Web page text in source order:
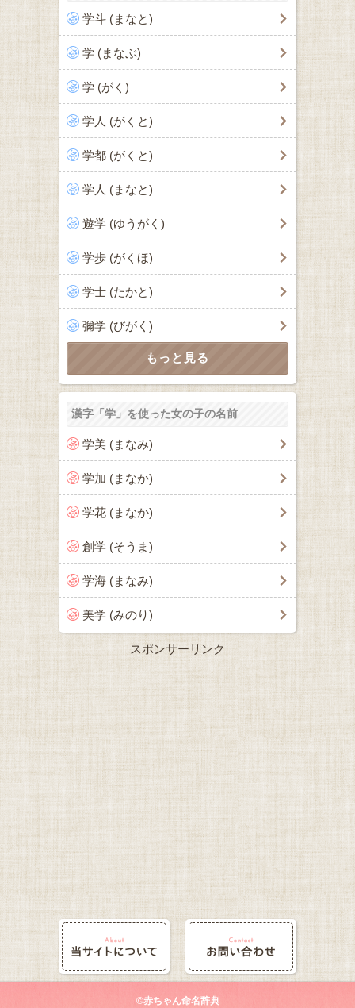
学斗 (まなと)
学 (まなぶ)
学 (がく)
学人 (がくと)
学都 (がくと)
学人 (まなと)
遊学 (ゆうがく)
学歩 (がくほ)
学士 (たかと)
彌学 (びがく)
漢字「学」を使った女の子の名前
学美 (まなみ)
学加 (まなか)
学花 (まなか)
創学 (そうま)
学海 (まなみ)
美学 (みのり)
スポンサーリンク
©赤ちゃん命名辞典